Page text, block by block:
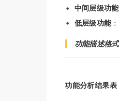
中间层级功能
低层级功能
功能描述格式
功能分析结果表